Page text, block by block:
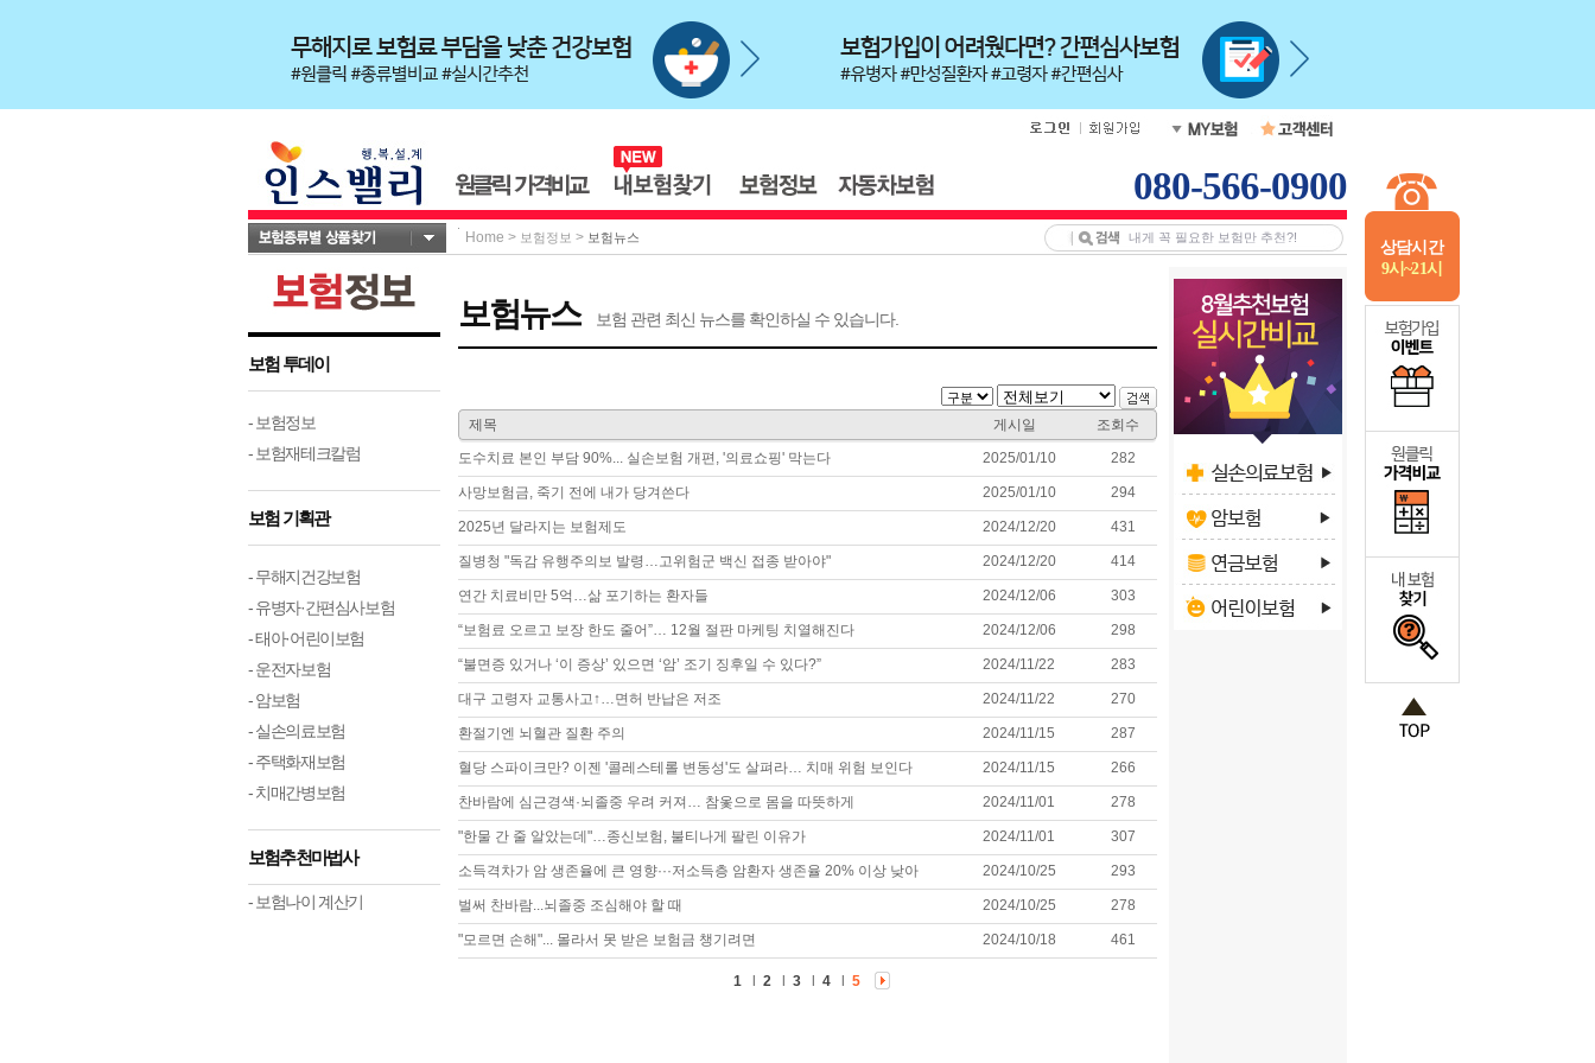
상담시간
9시~21시
080-566-0900
Home > 보험정보 > 보험뉴스
보험 투데이
- 보험정보
- 보험재테크칼럼
보험 기획관
- 무해지건강보험
- 유병자·간편심사보험
- 태아·어린이보험
- 운전자보험
- 암보험
- 실손의료보험
- 주택화재보험
- 치매간병보험
보험추천마법사
- 보험나이 계산기
보험뉴스 보험 관련 최신 뉴스를 확인하실 수 있습니다.
제목 게시일
조회수
도수치료 본인 부담 90%... 실손보험 개편, '의료쇼핑' 막는다
2025/01/10 282
사망보험금, 죽기 전에 내가 당겨쓴다 2025/01/10 294
2025년 달라지는 보험제도 2024/12/20 431
질병청 "독감 유행주의보 발령…고위험군 백신 접종 받아야" 2024/12/20 414
연간 치료비만 5억…삶 포기하는 환자들 2024/12/06 303
“보험료 오르고 보장 한도 줄어”… 12월 절판 마케팅 치열해진다 2024/12/06 298
“불면증 있거나 ‘이 증상’ 있으면 ‘암’ 조기 징후일 수 있다?” 2024/11/22 283
대구 고령자 교통사고↑…면허 반납은 저조 2024/11/22 270
환절기엔 뇌혈관 질환 주의 2024/11/15 287
혈당 스파이크만? 이젠 '콜레스테롤 변동성'도 살펴라… 치매 위험 보인다 2024/11/15 266
찬바람에 심근경색·뇌졸중 우려 커져… 참옻으로 몸을 따뜻하게 2024/11/01 278
"한물 간 줄 알았는데"…종신보험, 불티나게 팔린 이유가 2024/11/01 307
소득격차가 암 생존율에 큰 영향···저소득층 암환자 생존율 20% 이상 낮아 2024/10/25 293
벌써 찬바람...뇌졸중 조심해야 할 때 2024/10/25 278
"모르면 손해"... 몰라서 못 받은 보험금 챙기려면 2024/10/18 461
1l 2l 3l 4l 5